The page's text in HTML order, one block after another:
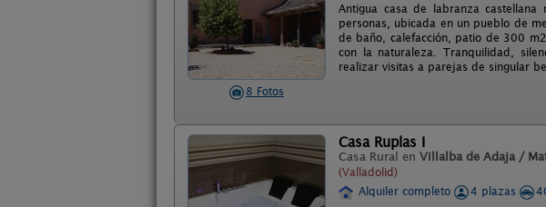
8 Fotos
Antigua casa de labranza
personas, ubicada en un pueblo de
de baño, calefacción, patio de 300
con la naturaleza. Tranquilidad,
realizar visitas a parejas de singular
Casa Ruplas I
Casa Rural en Villalba de Adaja /
(Valladolid)
Alquiler completo 4 plazas